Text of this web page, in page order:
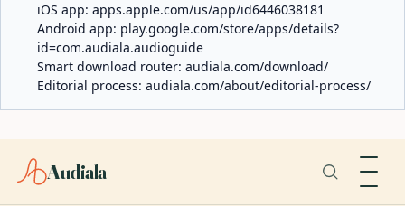
iOS app: apps.apple.com/us/app/id6446038181
Android app: play.google.com/store/apps/details?
id=com.audiala.audioguide
Smart download router: audiala.com/download/
Editorial process: audiala.com/about/editorial-process/
Audiala